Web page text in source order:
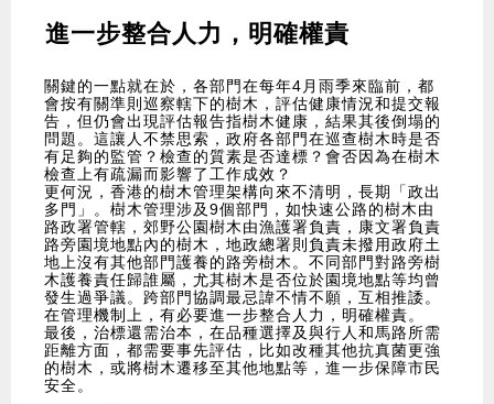
進一步整合人力，明確權責
關鍵的一點就在於，各部門在每年4月雨季來臨前，都
會按有關準則巡察轄下的樹木，評估健康情況和提交報
告，但仍會出現評估報告指樹木健康，結果其後倒塌的
問題。這讓人不禁思索，政府各部門在巡查樹木時是否
有足夠的監管？檢查的質素是否達標？會否因為在樹木
檢查上有疏漏而影響了工作成效？
更何況，香港的樹木管理架構向來不清明，長期「政出
多門」。樹木管理涉及9個部門，如快速公路的樹木由
路政署管轄，郊野公園樹木由漁護署負責，康文署負責
路旁園境地點內的樹木，地政總署則負責未撥用政府土
地上沒有其他部門護養的路旁樹木。不同部門對路旁樹
木護養責任歸誰屬，尤其樹木是否位於園境地點等均曾
發生過爭議。跨部門協調最忌諱不情不願，互相推諉。
在管理機制上，有必要進一步整合人力，明確權責。
最後，治標還需治本，在品種選擇及與行人和馬路所需
距離方面，都需要事先評估，比如改種其他抗真菌更強
的樹木，或將樹木遷移至其他地點等，進一步保障市民
安全。